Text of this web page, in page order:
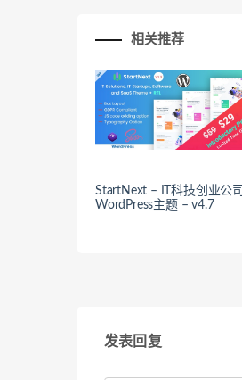
相关推荐
StartNext – IT科技创业公司
WordPress主题 – v4.7
发表回复